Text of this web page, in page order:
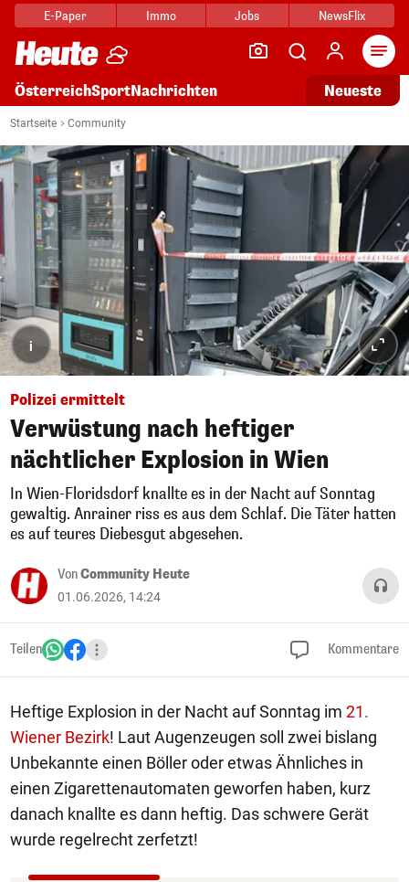
E-Paper Immo Jobs NewsFlix
ÖsterreichSportNachrichten Neueste
Startseite Community
i
Polizei ermittelt
Verwüstung nach heftiger
nächtlicher Explosion in Wien
In Wien-Floridsdorf knallte es in der Nacht auf Sonntag
gewaltig. Anrainer riss es aus dem Schlaf. Die Täter hatten
es auf teures Diebesgut abgesehen.
VonCommunity Heute
01.06.2026, 14:24
Teilen Kommentare
Heftige Explosion in der Nacht auf Sonntag im 21.
Wiener Bezirk! Laut Augenzeugen soll zwei bislang
Unbekannte einen Böller oder etwas Ähnliches in
einen Zigarettenautomaten geworfen haben, kurz
danach knallte es dann heftig. Das schwere Gerät
wurde regelrecht zerfetzt!